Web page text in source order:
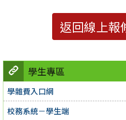
學生專區
學雜費入口網
校務系統－學生端
返回線上報